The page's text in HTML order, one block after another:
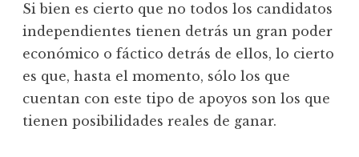
Si bien es cierto que no todos los candidatos
independientes tienen detrás un gran poder
económico o fáctico detrás de ellos, lo cierto
es que, hasta el momento, sólo los que
cuentan con este tipo de apoyos son los que
tienen posibilidades reales de ganar.